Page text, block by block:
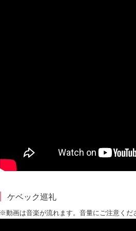
ケベック巡礼
※動画は音楽が流れます。音量にご注意くだ